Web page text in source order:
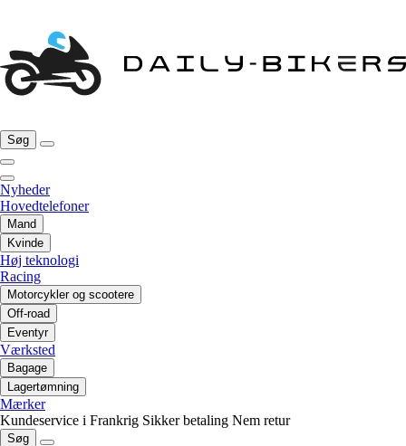
Søg
Nyheder
Hovedtelefoner
Mand
Kvinde
Høj teknologi
Racing
Motorcykler og scootere
Off-road
Eventyr
Værksted
Bagage
Lagertømning
Mærker
Kundeservice i Frankrig Sikker betaling Nem retur
Søg